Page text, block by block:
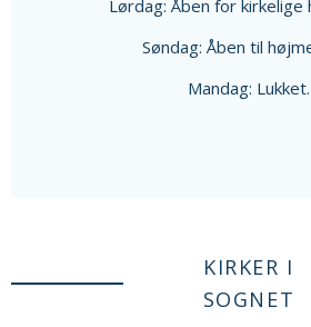
Lørdag: Åben for kirkelige
Søndag: Åben til
Mandag: Lukket.
KIRKER I
SOGNET